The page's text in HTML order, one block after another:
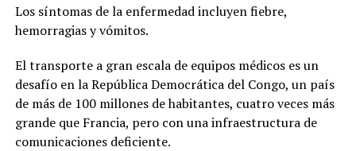
Los síntomas de la enfermedad incluyen fiebre,
hemorragias y vómitos.
El transporte a gran escala de equipos médicos es un
desafío en la República Democrática del Congo, un país
de más de 100 millones de habitantes, cuatro veces más
grande que Francia, pero con una infraestructura de
comunicaciones deficiente.